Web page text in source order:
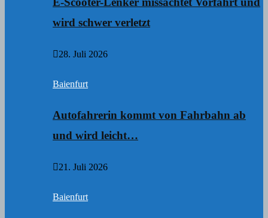
wird schwer verletzt
28. Juli 2026
Baienfurt
Autofahrerin kommt von Fahrbahn ab
und wird leicht…
21. Juli 2026
Baienfurt